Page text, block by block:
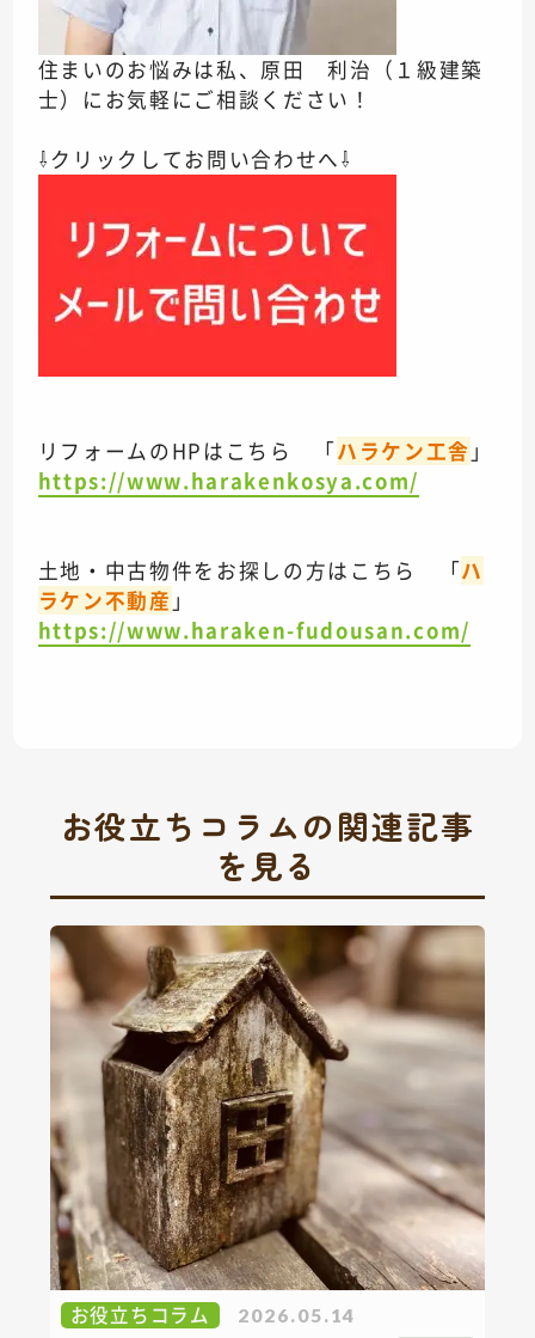
住まいのお悩みは私、原田 利治（１級建築
士）にお気軽にご相談ください！
⇩クリックしてお問い合わせへ⇩
リフォームのHPはこちら 「ハラケン工舎 」
https://www.harakenkosya.com/
土地・中古物件をお探しの方はこちら 「ハ
ラケン不動産 」
https://www.haraken-fudousan.com/
お役立ちコラムの関連記事
を見る
お役立ちコラム 2026.05.14